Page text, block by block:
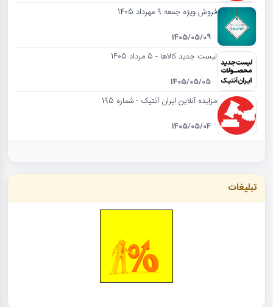
فروش ویژه جمعه 9 مهرداد 1405
1405/05/09
لیست جدید کالاها - 5 مرداد 1405
1405/05/05
مزایده آنلاین ایران آنتیک - شماره 195
1405/05/04
تبلیغات